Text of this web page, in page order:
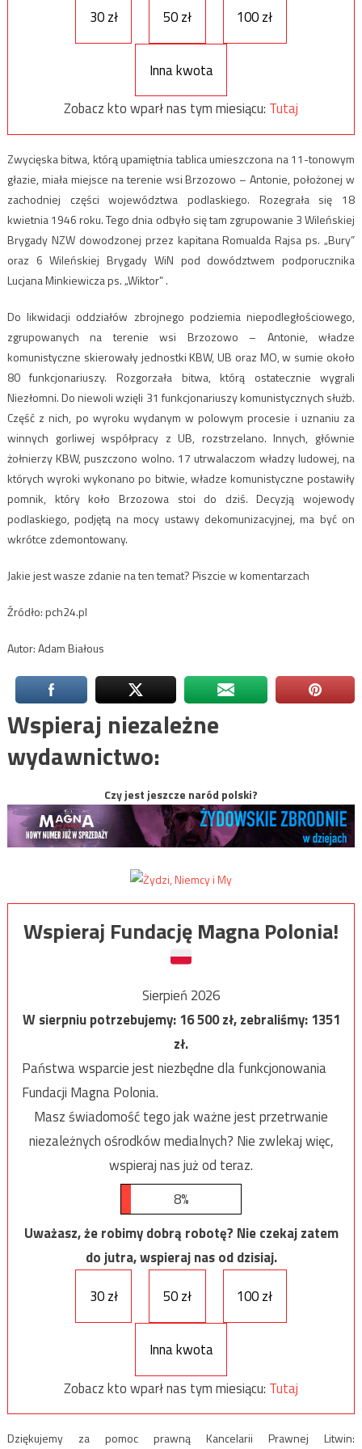
30 zł 50 zł 100 zł
Inna kwota
Zobacz kto wparł nas tym miesiącu: Tutaj
Zwycięska bitwa, którą upamiętnia tablica umieszczona na 11-tonowym
głazie, miała miejsce na terenie wsi Brzozowo – Antonie, położonej w
zachodniej części województwa podlaskiego. Rozegrała się 18
kwietnia 1946 roku. Tego dnia odbyło się tam zgrupowanie 3 Wileńskiej
Brygady NZW dowodzonej przez kapitana Romualda Rajsa ps. „Bury”
oraz 6 Wileńskiej Brygady WiN pod dowództwem podporucznika
Lucjana Minkiewicza ps. „Wiktor” .
Do likwidacji oddziałów zbrojnego podziemia niepodległościowego,
zgrupowanych na terenie wsi Brzozowo – Antonie, władze
komunistyczne skierowały jednostki KBW, UB oraz MO, w sumie około
80 funkcjonariuszy. Rozgorzała bitwa, którą ostatecznie wygrali
Niezłomni. Do niewoli wzięli 31 funkcjonariuszy komunistycznych służb.
Część z nich, po wyroku wydanym w polowym procesie i uznaniu za
winnych gorliwej współpracy z UB, rozstrzelano. Innych, głównie
żołnierzy KBW, puszczono wolno. 17 utrwalaczom władzy ludowej, na
których wyroki wykonano po bitwie, władze komunistyczne postawiły
pomnik, który koło Brzozowa stoi do dziś. Decyzją wojewody
podlaskiego, podjętą na mocy ustawy dekomunizacyjnej, ma być on
wkrótce zdemontowany.
Jakie jest wasze zdanie na ten temat? Piszcie w komentarzach
Źródło: pch24.pl
Autor: Adam Białous
Wspieraj niezależne
wydawnictwo:
Czy jest jeszcze naród polski?
Wspieraj Fundację Magna Polonia!
Sierpień 2026
W sierpniu potrzebujemy:16 500zł, zebraliśmy:1351
zł.
Państwa wsparcie jest niezbędne dla funkcjonowania
Fundacji Magna Polonia.
Masz świadomość tego jak ważne jest przetrwanie
niezależnych ośrodków medialnych? Nie zwlekaj więc,
wspieraj nas już od teraz.
8%
Uważasz, że robimy dobrą robotę? Nie czekaj zatem
do jutra, wspieraj nas od dzisiaj.
30 zł
50 zł 100 zł
Inna kwota
Zobacz kto wparł nas tym miesiącu: Tutaj
Dziękujemy za pomoc prawną Kancelarii Prawnej Litwin: